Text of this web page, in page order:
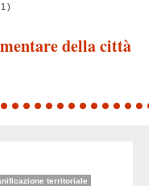
della città
territoriale